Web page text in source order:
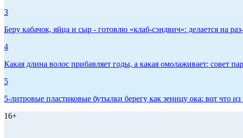
3
Беру кабачок, яйца и сыр - готовлю «клаб-сэндвич»: делается на
4
Какая длина волос прибавляет годы, а какая омолаживает: совет
5
5-литровые пластиковые бутылки берегу как зеницу ока: вот что
16+